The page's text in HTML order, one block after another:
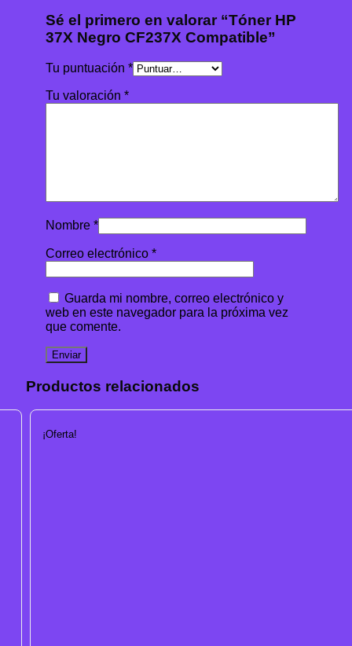
Sé el primero en valorar “Tóner HP
37X Negro CF237X Compatible”
Tu puntuación *
Tu valoración *
Nombre *
Correo electrónico *
Guarda mi nombre, correo electrónico y
web en este navegador para la próxima vez
que comente.
Productos relacionados
¡Oferta!